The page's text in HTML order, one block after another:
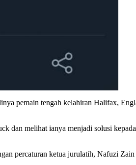
pemain tengah kelahiran Halifax,
dan melihat ianya menjadi solusi
percaturan ketua jurulatih, Nafuzi